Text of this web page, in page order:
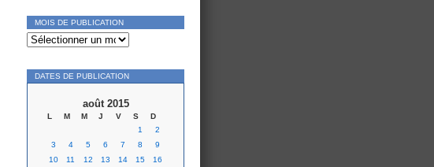
MOIS DE PUBLICATION
Mois
de
publication
DATES DE PUBLICATION
août 2015
L M M J V S
D
1
2
3
4 5 6 7 8
9
10
11 12 13 14 15
16